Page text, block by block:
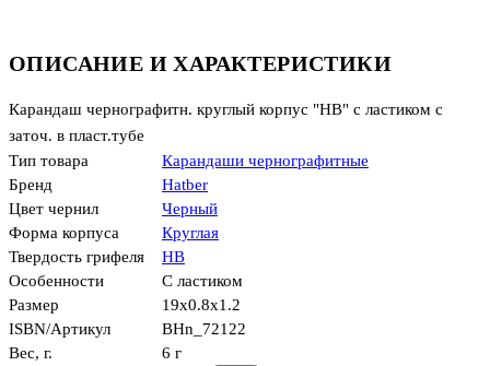
ОПИСАНИЕ И ХАРАКТЕРИСТИКИ
Карандаш чернографитн. круглый корпус "HB" с ластиком с
заточ. в пласт.тубе
Тип товара
Карандаши чернографитные
Бренд
Hatber
Цвет чернил
Черный
Форма корпуса
Круглая
Твердость грифеля
HB
Особенности
С ластиком
Размер
19x0.8x1.2
ISBN/Артикул
BHn_72122
Вес, г.
6 г